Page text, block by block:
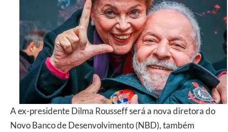
A ex-presidente Dilma Rousseff será a nova diretora do
Novo Banco de Desenvolvimento (NBD), também